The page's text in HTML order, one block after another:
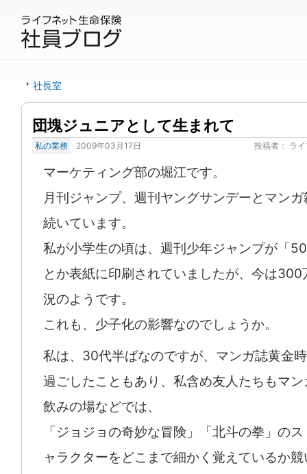
社長室
団塊ジュニアとして生まれて
私の業務 2009年03月17日 投稿者： ラ
マーケティング部の堀江です。
月刊ジャンプ、週刊ヤングサンデーとマン
続いています。
私が小学生の頃は、週刊少年ジャンプが「
とか表紙に印刷されていましたが、今は300
況のようです。
これも、少子化の影響なのでしょうか。
私は、30代半ばなのですが、マンガ誌黄金
過ごしたこともあり、私含め友人たちもマ
飲みの場などでは、
「ジョジョの奇妙な冒険」「北斗の拳」の
ャラクターをどこまで細かく覚えているか